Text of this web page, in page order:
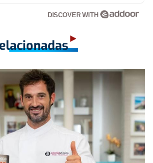
DISCOVER WITH